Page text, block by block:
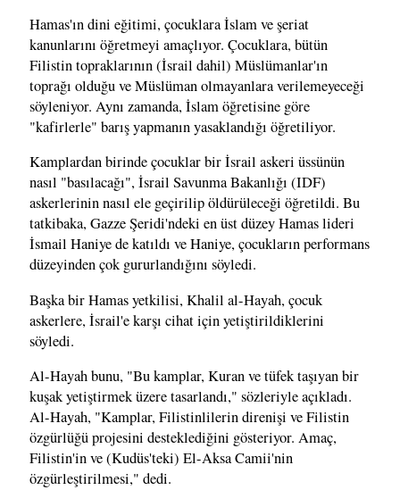
Hamas'ın dini eğitimi, çocuklara İslam ve şeriat
kanunlarını öğretmeyi amaçlıyor. Çocuklara, bütün
Filistin topraklarının (İsrail dahil) Müslümanlar'ın
toprağı olduğu ve Müslüman olmayanlara verilemeyeceği
söyleniyor. Aynı zamanda, İslam öğretisine göre
"kafirlerle" barış yapmanın yasaklandığı öğretiliyor.
Kamplardan birinde çocuklar bir İsrail askeri üssünün
nasıl "basılacağı", İsrail Savunma Bakanlığı (IDF)
askerlerinin nasıl ele geçirilip öldürüleceği öğretildi. Bu
tatkibaka, Gazze Şeridi'ndeki en üst düzey Hamas lideri
İsmail Haniye de katıldı ve Haniye, çocukların performans
düzeyinden çok gururlandığını söyledi.
Başka bir Hamas yetkilisi, Khalil al-Hayah, çocuk
askerlere, İsrail'e karşı cihat için yetiştirildiklerini
söyledi.
Al-Hayah bunu, "Bu kamplar, Kuran ve tüfek taşıyan bir
kuşak yetiştirmek üzere tasarlandı," sözleriyle açıkladı.
Al-Hayah, "Kamplar, Filistinlilerin direnişi ve Filistin
özgürlüğü projesini desteklediğini gösteriyor. Amaç,
Filistin'in ve (Kudüs'teki) El-Aksa Camii'nin
özgürleştirilmesi," dedi.